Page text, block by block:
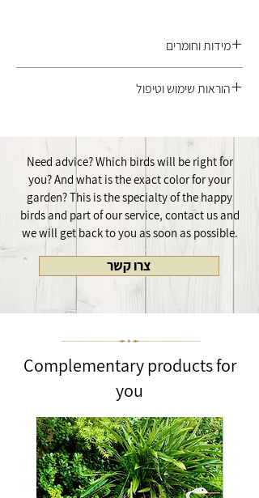
מידות וחומרים
המקור עם הגנה UV , חומרים עמידים בתנאי מזג
אותו ניתן לקבע בקלות לקרקע או לאדית
המרפסת .
מידות הציפורים - אורך גוף 65 ס"מ, גובה יתד 65
ס"מ
הוראות שימוש וטיפול
המנגנון המחובר לבטן הציפור, מתקינים בקלות על
Need advice? Which birds will be right for
you? And what is the exact color for your
garden? This is the specialty of the happy
birds and part of our service, contact us and
we will get back to you as soon as possible.
צרו קשר
Complementary products for
you